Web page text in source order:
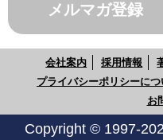
メルマガ登録
会社案内 採用情報
プライバシーポリシーにつ
お
Copyright © 1997-